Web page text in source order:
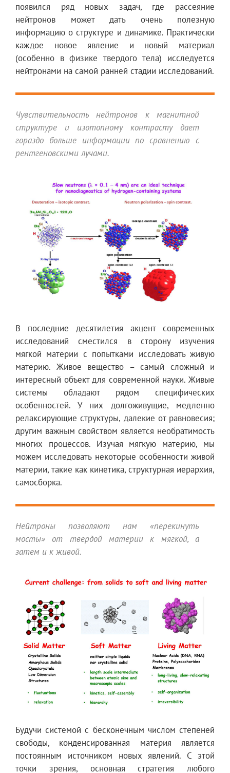
появился ряд новых задач, где рассеяние
нейтронов может дать очень полезную
информацию о структуре и динамике. Практически
каждое новое явление и новый материал
(особенно в физике твердого тела) исследуется
нейтронами на самой ранней стадии исследований.
Чувствительность нейтронов к магнитной
структуре и изотопному контрасту дает
гораздо больше информации по сравнению с
рентгеновскими лучами.
В последние десятилетия акцент современных
исследований сместился в сторону изучения
мягкой материи с попытками исследовать живую
материю. Живое вещество – самый сложный и
интересный объект для современной науки. Живые
системы обладают рядом специфических
особенностей. У них долгоживущие, медленно
релаксирующие структуры, далекие от равновесия;
другим важным свойством является необратимость
многих процессов. Изучая мягкую материю, мы
можем исследовать некоторые особенности живой
материи, такие как кинетика, структурная иерархия,
самосборка.
Нейтроны позволяют нам «перекинуть
мосты» от твердой материи к мягкой, а
затем и к живой.
Будучи системой с бесконечным числом степеней
свободы, конденсированная материя является
постоянным источником новых явлений. С этой
точки зрения, основная стратегия любого